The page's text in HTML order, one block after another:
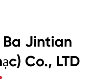
Ba Jintian
Co., LTD